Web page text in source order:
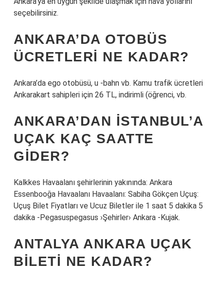
seçebilirsiniz.
ANKARA’DA OTOBÜS
ÜCRETLERI NE KADAR?
Ankara’da ego otobüsü, u -bahn vb. Kamu trafik ücretleri
Ankarakart sahipleri için 26 TL, indirimli (öğrenci, vb.
ANKARA’DAN İSTANBUL’A
UÇAK KAÇ SAATTE
GIDER?
Kalkkes Havaalanı şehirlerinin yakınında: Ankara
Essenbooğa Havaalanı Havaalanı: Sabiha Gökçen Uçuş:
Uçuş Bilet Fiyatları ve Ucuz Biletler ile 1 saat 5 dakika 5
dakika -Pegasuspegasus ›Şehirler› Ankara -Kujak.
ANTALYA ANKARA UÇAK
BILETI NE KADAR?